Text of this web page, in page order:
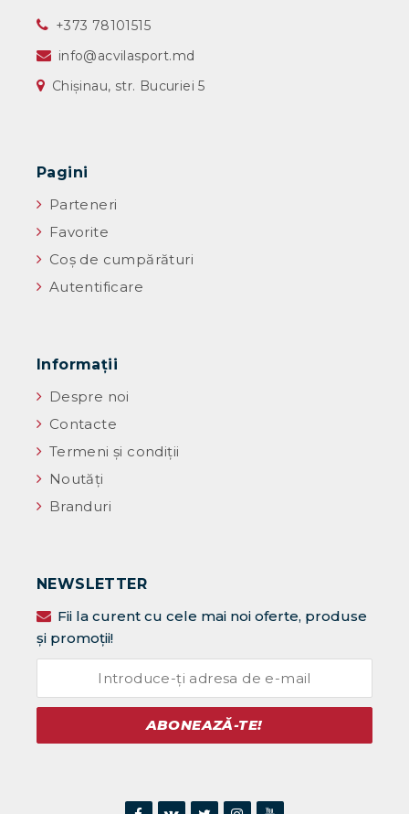
‎+373 78101515
info@acvilasport.md
Chișinau, str. Bucuriei 5
Pagini
Parteneri
Favorite
Coș de cumpărături
Autentificare
Informaţii
Despre noi
Contacte
Termeni și condiții
Noutăţi
Branduri
NEWSLETTER
Fii la curent cu cele mai noi oferte, produse
și promoții!
ABONEAZĂ-TE!